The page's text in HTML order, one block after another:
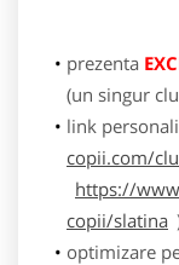
prezenta
(un singur
link
copii.com/
https://
copii/slatina
optimizare